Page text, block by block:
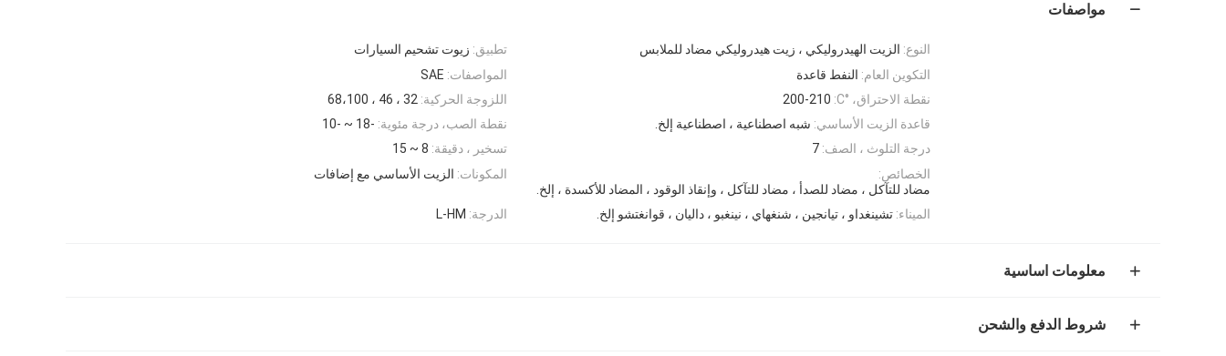
مواصفات
تطبيق: زيوت تشحيم السيارات النوع: الزيت الهيدروليكي ، زيت هيدروليكي مضاد للملابس
المواصفات: SAE التكوين العام: النفط قاعدة
اللزوجة الحركية: 32 ، 46 ، 68،100 نقطة الاحتراق، °C:
200-210
نقطة الصب، درجة مئوية: -18 ~ -10 قاعدة الزيت الأساسي: شبه اصطناعية ، اصطناعية إلخ.
تسخير ، دقيقة: 8 ~ 15 درجة التلوث ، الصف: 7
المكونات: الزيت الأساسي مع إضافات
الخصائص:
مضاد للتآكل ، مضاد للصدأ ، مضاد للتآكل ، وإنقاذ الوقود ، المضاد للأكسدة ، إلخ.
الدرجة: L-HM الميناء: تشينغداو ، تيانجين ، شنغهاي ، نينغبو ، داليان ، قوانغتشو إلخ.
معلومات اساسية
شروط الدفع والشحن